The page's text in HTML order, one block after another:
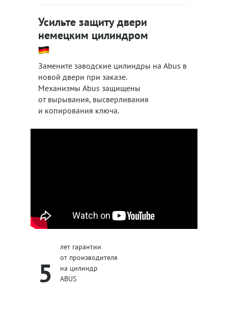
Усильте защиту двери
немецким цилиндром
Замените заводские цилиндры на Abus в
новой двери при заказе.
Механизмы Abus защищены
от вырывания, высверливания
и копирования ключа.
5
лет гарантии
от производителя
на цилиндр
ABUS